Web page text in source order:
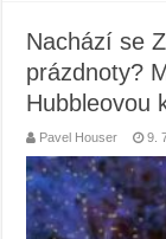
Nachází se
prázdnoty?
Hubbleovou
Pavel Houser 9.